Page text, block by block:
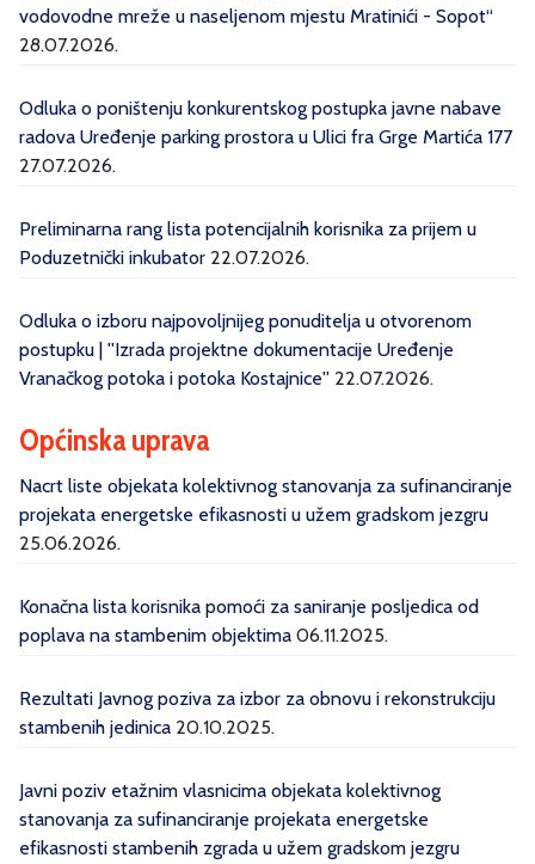
vodovodne mreže u naseljenom mjestu Mratinići - Sopot“
28.07.2026.
Odluka o poništenju konkurentskog postupka javne nabave
radova Uređenje parking prostora u Ulici fra Grge Martića 177
27.07.2026.
Preliminarna rang lista potencijalnih korisnika za prijem u
Poduzetnički inkubator 22.07.2026.
Odluka o izboru najpovoljnijeg ponuditelja u otvorenom
postupku | ''Izrada projektne dokumentacije Uređenje
Vranačkog potoka i potoka Kostajnice'' 22.07.2026.
Općinska uprava
Nacrt liste objekata kolektivnog stanovanja za sufinanciranje
projekata energetske efikasnosti u užem gradskom jezgru
25.06.2026.
Konačna lista korisnika pomoći za saniranje posljedica od
poplava na stambenim objektima 06.11.2025.
Rezultati Javnog poziva za izbor za obnovu i rekonstrukciju
stambenih jedinica 20.10.2025.
Javni poziv etažnim vlasnicima objekata kolektivnog
stanovanja za sufinanciranje projekata energetske
efikasnosti stambenih zgrada u užem gradskom jezgru